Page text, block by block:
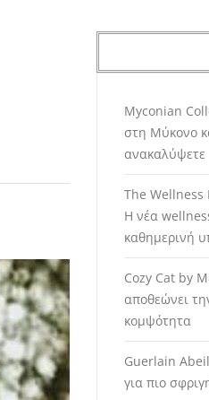
Myconian
στη Μύκονο
ανακαλύψετε
The Wellness
Η νέα
καθημερινή
Cozy Cat by
αποθεώνει
κομψότητα
Guerlain
για πιο